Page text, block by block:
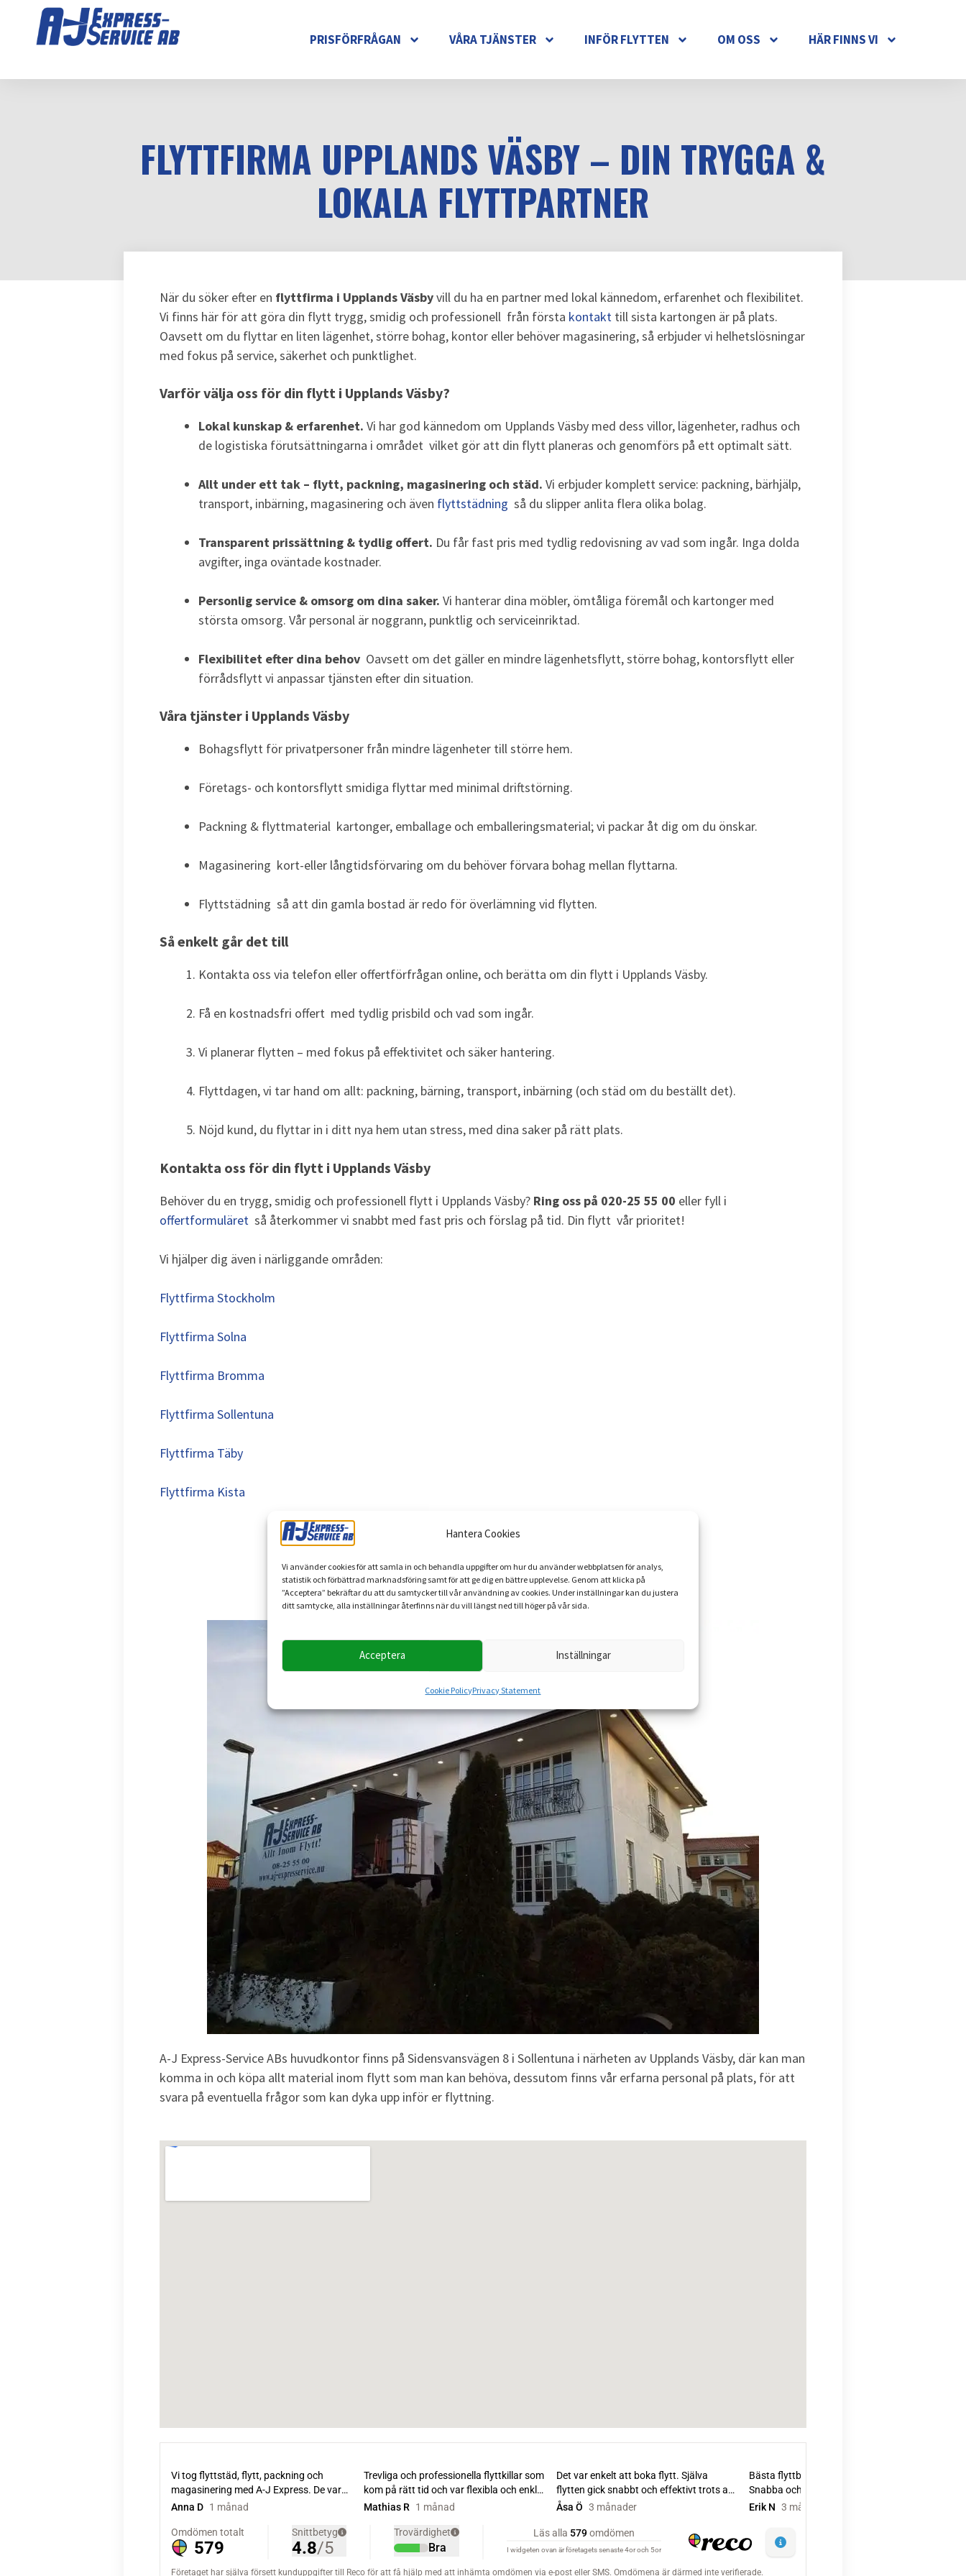
Hantera Cookies
Vi använder cookies för att samla in och behandla uppgifter om hur du använder webbplatsen för analys,
statistik och förbättrad marknadsföring samt för att ge dig en bättre upplevelse. Genom att klicka på
”Acceptera” bekräftar du att du samtycker till vår användning av cookies. Under inställningar kan du justera
ditt samtycke, alla inställningar återfinns när du vill längst ned till höger på vår sida.
Acceptera Inställningar
Cookie PolicyPrivacy Statement
PRISFÖRFRÅGAN VÅRA TJÄNSTER INFÖR FLYTTEN OM OSS HÄR FINNS VI
FLYTTFIRMA UPPLANDS VÄSBY – DIN TRYGGA &
LOKALA FLYTTPARTNER
När du söker efter en flyttfirma i Upplands Väsbyvill du ha en partner med lokal kännedom, erfarenhet och flexibilitet.
Vi finns här för att göra din flytt trygg, smidig och professionell från första kontakt till sista kartongen är på plats.
Oavsett om du flyttar en liten lägenhet, större bohag, kontor eller behöver magasinering, så erbjuder vi helhetslösningar
med fokus på service, säkerhet och punktlighet.
Varför välja oss för din flytt i Upplands Väsby?
Lokal kunskap & erfarenhet. Vi har god kännedom om Upplands Väsby med dess villor, lägenheter, radhus och
de logistiska förutsättningarna i området vilket gör att din flytt planeras och genomförs på ett optimalt sätt.
Allt under ett tak – flytt, packning, magasinering och städ. Vi erbjuder komplett service: packning, bärhjälp,
transport, inbärning, magasinering och även flyttstädning så du slipper anlita flera olika bolag.
Transparent prissättning & tydlig offert. Du får fast pris med tydlig redovisning av vad som ingår. Inga dolda
avgifter, inga oväntade kostnader.
Personlig service & omsorg om dina saker. Vi hanterar dina möbler, ömtåliga föremål och kartonger med
största omsorg. Vår personal är noggrann, punktlig och serviceinriktad.
Flexibilitet efter dina behov Oavsett om det gäller en mindre lägenhetsflytt, större bohag, kontorsflytt eller
förrådsflytt vi anpassar tjänsten efter din situation.
Våra tjänster i Upplands Väsby
Bohagsflytt för privatpersoner från mindre lägenheter till större hem.
Företags- och kontorsflytt smidiga flyttar med minimal driftstörning.
Packning & flyttmaterial kartonger, emballage och emballeringsmaterial; vi packar åt dig om du önskar.
Magasinering kort-eller långtidsförvaring om du behöver förvara bohag mellan flyttarna.
Flyttstädning så att din gamla bostad är redo för överlämning vid flytten.
Så enkelt går det till
Kontakta oss via telefon eller offertförfrågan online, och berätta om din flytt i Upplands Väsby.
Få en kostnadsfri offert med tydlig prisbild och vad som ingår.
Vi planerar flytten – med fokus på effektivitet och säker hantering.
Flyttdagen, vi tar hand om allt: packning, bärning, transport, inbärning (och städ om du beställt det).
Nöjd kund, du flyttar in i ditt nya hem utan stress, med dina saker på rätt plats.
Kontakta oss för din flytt i Upplands Väsby
Behöver du en trygg, smidig och professionell flytt i Upplands Väsby? Ring oss på 020-25 55 00 eller fyll i
offertformuläret så återkommer vi snabbt med fast pris och förslag på tid. Din flytt vår prioritet!
Vi hjälper dig även i närliggande områden:
Flyttfirma Stockholm
Flyttfirma Solna
Flyttfirma Bromma
Flyttfirma Sollentuna
Flyttfirma Täby
Flyttfirma Kista
A-J Express-Service ABs huvudkontor finns på Sidensvansvägen 8 i Sollentuna i närheten av Upplands Väsby, där kan man
komma in och köpa allt material inom flytt som man kan behöva, dessutom finns vår erfarna personal på plats, för att
svara på eventuella frågor som kan dyka upp inför er flyttning.